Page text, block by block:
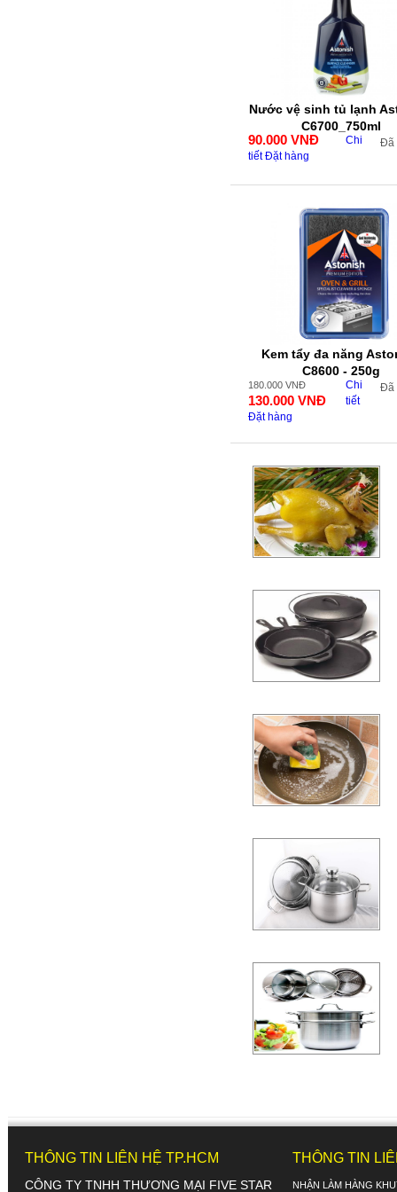
Nước vệ sinh tủ lạnh
C6700_750ml
90.000 VNĐ Đã
Chi
tiếtĐặt hàng
Kem tẩy đa năng
C8600 - 250g
180.000 VNĐ
130.000 VNĐ
Đã
Chi
tiết
Đặt hàng
THÔNG TIN LIÊN HỆ TP.HCM
CÔNG TY TNHH THƯƠNG MẠI FIVE STAR
THÔNG TIN
NHẬN LÀM HÀNG